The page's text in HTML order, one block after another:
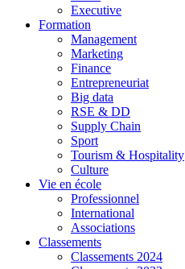
Executive
Formation
Management
Marketing
Finance
Entrepreneuriat
Big data
RSE & DD
Supply Chain
Sport
Tourism & Hospitality
Culture
Vie en école
Professionnel
International
Associations
Classements
Classements 2024